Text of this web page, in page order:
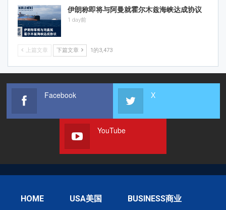
伊朗称即将与阿曼就霍尔木兹海峡达成协议
1 day前
上篇文章 下篇文章 1的3,473
Facebook X
YouTube
HOME USA美国 BUSINESS商业